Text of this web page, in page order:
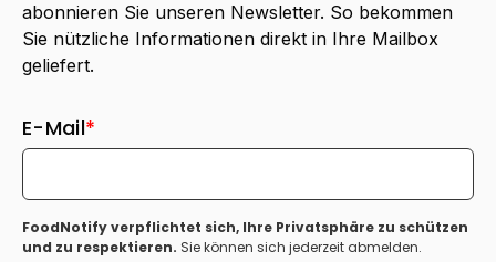
abonnieren Sie unseren Newsletter. So bekommen
Sie nützliche Informationen direkt in Ihre Mailbox
geliefert.
E-Mail*
FoodNotify verpflichtet sich, Ihre Privatsphäre zu schützen
und zu respektieren. Sie können sich jederzeit abmelden.